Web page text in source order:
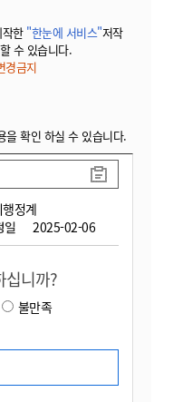
한 "한눈에 서비스"저작
수 있습니다.
경금지
확인 하실 수 있습니다.
정계
일 2025-02-06
십니까?
불만족